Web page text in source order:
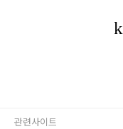
라우드 플랫폼 Network 서비
개- 네이버 클라우드 플랫폼
관련사이트